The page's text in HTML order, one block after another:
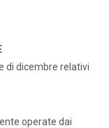
di dicembre relativi
operate dai